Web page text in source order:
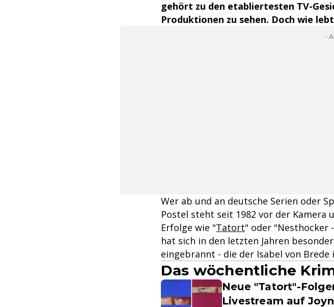
gehört zu den etabliertesten TV-
Produktionen zu sehen. Doch wie
-
Wer ab und an deutsche Serien oder
Postel steht seit 1982 vor der Kamera
Erfolge wie "Tatort" oder "Nesthocker
hat sich in den letzten Jahren
eingebrannt - die der Isabel von Brede
Das wöchentliche
Neue "Tatort"-
Livestream auf Joyn